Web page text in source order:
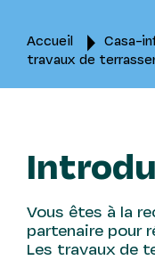
Accueil Casa-
travaux de
Vous êtes à la
partenaire pour
Les travaux de